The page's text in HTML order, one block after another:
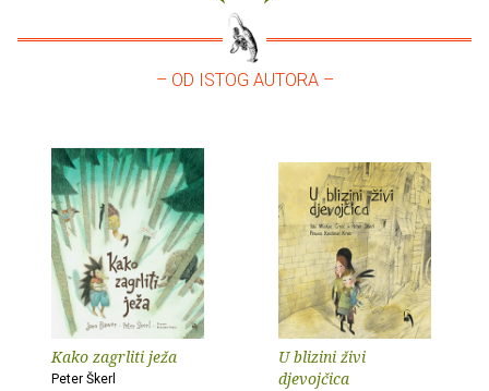
– OD ISTOG AUTORA –
Kako zagrliti ježa
Peter Škerl
U blizini živi
djevojčica